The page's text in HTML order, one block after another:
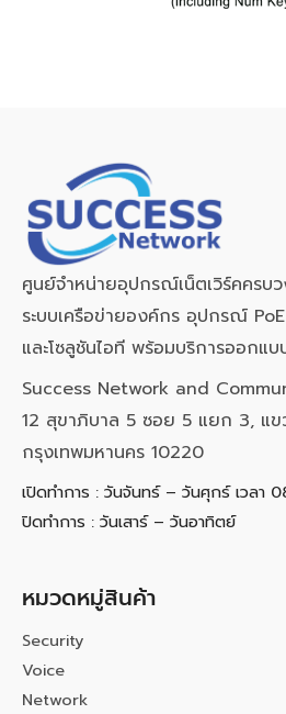
ศูนย์จำหน่ายอุปกรณ์เน็ตเวิร์คครบ
ระบบเครือข่ายองค์กร อุปกรณ์
และโซลูชันไอที พร้อมบริการออกแบ
Success Network and
12 สุขาภิบาล 5 ซอย 5 แยก 3, แข
กรุงเทพมหานคร 10220
เปิดทำการ : วันจันทร์ – วันศุกร์ เวลา
ปิดทำการ : วันเสาร์ – วันอาทิตย์
หมวดหมู่สินค้า
Security
Voice
Network